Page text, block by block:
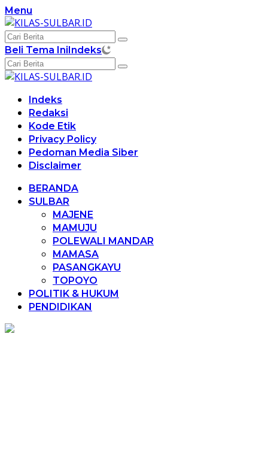
Langsung
ke
konten
Menu
Beli Tema IniIndeks
Indeks
Redaksi
Kode Etik
Privacy Policy
Pedoman Media Siber
Disclaimer
BERANDA
SULBAR
MAJENE
MAMUJU
POLEWALI MANDAR
MAMASA
PASANGKAYU
TOPOYO
POLITIK & HUKUM
PENDIDIKAN